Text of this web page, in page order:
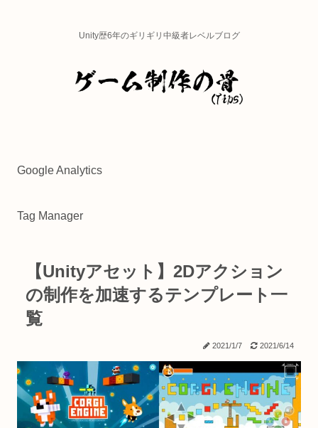
Unity歴6年のギリギリ中級者レベルブログ
Google Analytics
Tag Manager
【Unityアセット】2Dアクション
の制作を加速するテンプレート一
覧
2021/1/7 2021/6/14